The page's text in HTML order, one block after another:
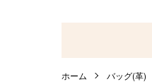
ホーム バッグ(革)